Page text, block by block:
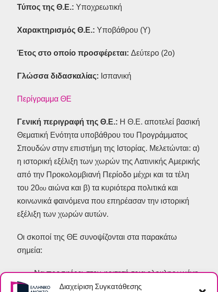
Διαχείριση Συγκατάθεσης
Τύπος της Θ.Ε.: Yποχρεωτική
Χαρακτηρισμός Θ.Ε.: Υποβάθρου (Υ)
Έτος στο οποίο προσφέρεται: Δεύτερο (2ο)
Γλώσσα διδασκαλίας: Ισπανική
Περίγραμμα ΘΕ
Γενική περιγραφή της Θ.Ε.: Η Θ.Ε. αποτελεί βασική
Θεματική Ενότητα υποβάθρου του Προγράμματος
Σπουδών στην επιστήμη της Ιστορίας. Μελετώνται: α)
η ιστορική εξέλιξη των χωρών της Λατινικής Αμερικής
από την Προκολομβιανή Περίοδο μέχρι και τα τέλη
του 20ου αιώνα και β) τα κυριότερα πολιτικά και
κοινωνικά φαινόμενα που επηρέασαν την ιστορική
εξέλιξη των χωρών αυτών.
Οι σκοποί της ΘΕ συνοψίζονται στα παρακάτω
σημεία:
Να προσφέρει στον φοιτητή-τρια ολοκληρωμένη
γνώση της ιστορικής εξέλιξης των χωρών της